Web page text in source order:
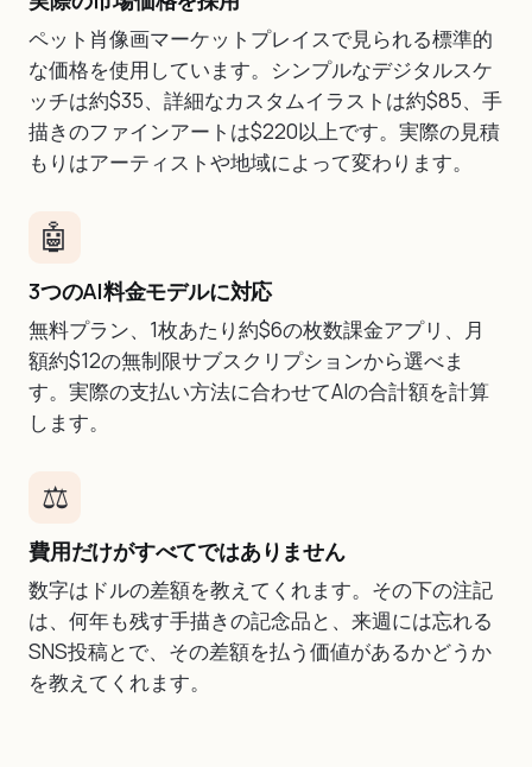
ペット肖像画マーケットプレイスで見られる標準的
な価格を使用しています。シンプルなデジタルスケ
ッチは約$35、詳細なカスタムイラストは約$85、手
描きのファインアートは$220以上です。実際の見積
もりはアーティストや地域によって変わります。
🤖
3つのAI料金モデルに対応
無料プラン、1枚あたり約$6の枚数課金アプリ、月
額約$12の無制限サブスクリプションから選べま
す。実際の支払い方法に合わせてAIの合計額を計算
します。
⚖️
費用だけがすべてではありません
数字はドルの差額を教えてくれます。その下の注記
は、何年も残す手描きの記念品と、来週には忘れる
SNS投稿とで、その差額を払う価値があるかどうか
を教えてくれます。